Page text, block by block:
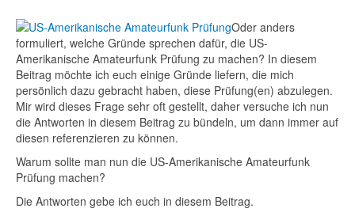
Oder anders
formuliert, welche Gründe sprechen dafür, die US-
Amerikanische Amateurfunk Prüfung zu machen? In diesem
Beitrag möchte ich euch einige Gründe liefern, die mich
persönlich dazu gebracht haben, diese Prüfung(en) abzulegen.
Mir wird dieses Frage sehr oft gestellt, daher versuche ich nun
die Antworten in diesem Beitrag zu bündeln, um dann immer auf
diesen referenzieren zu können.
Warum sollte man nun die US-Amerikanische Amateurfunk
Prüfung machen?
Die Antworten gebe ich euch in diesem Beitrag.